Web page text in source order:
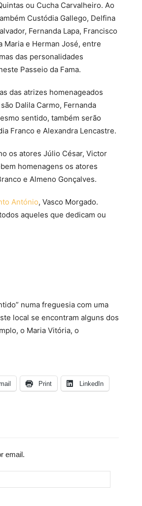
ou Cucha Carvalheiro. Ao
Custódia Gallego, Delfina
Fernanda Lapa, Francisco
Maria e Herman José, entre
das personalidades
Passeio da Fama.
das atrizes homenageados
Dalila Carmo, Fernanda
sentido, também serão
Franco e Alexandra Lencastre.
os atores Júlio César, Victor
homenagens os atores
e Almeno Gonçalves.
António, Vasco Morgado.
aqueles que dedicam ou
numa freguesia com uma
local se encontram alguns dos
o Maria Vitória, o
Print LinkedIn
email.